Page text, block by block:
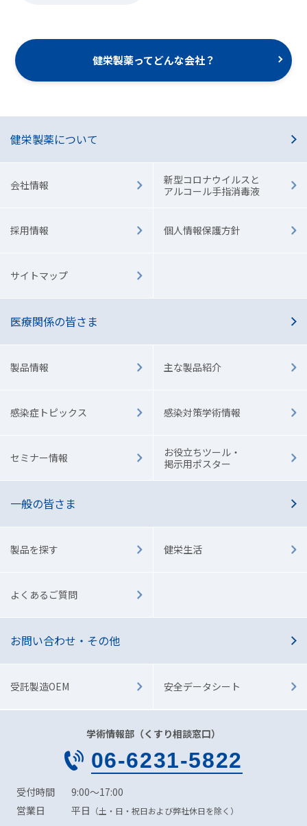
健栄製薬ってどんな会社？
健栄製薬について
会社情報
新型コロナウイルスと
アルコール手指消毒液
採用情報 個人情報保護方針
サイトマップ
医療関係の皆さま
製品情報 主な製品紹介
感染症トピックス 感染対策学術情報
セミナー情報
お役立ちツール・
掲示用ポスター
一般の皆さま
製品を探す 健栄生活
よくあるご質問
お問い合わせ・その他
受託製造OEM 安全データシート
学術情報部（くすり相談窓口）
06-6231-5822
受付時間
9:00～17:00
営業日
平日 （土・日・祝日および弊社休日を除く）